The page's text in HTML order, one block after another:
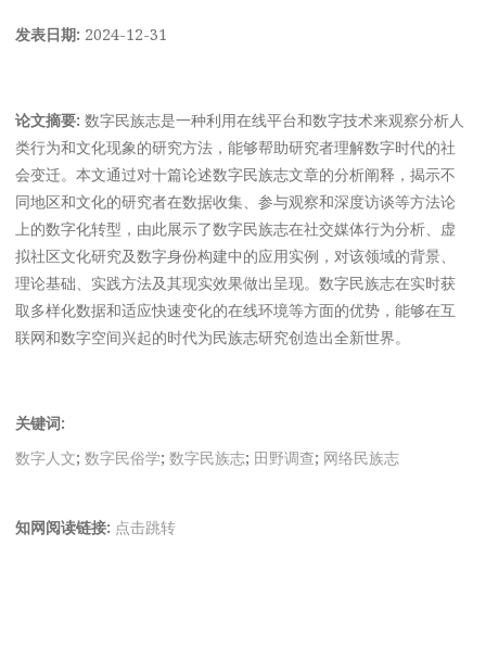
发表日期: 2024-12-31
论文摘要: 数字民族志是一种利用在线平台和数字技术来观察分析人
类行为和文化现象的研究方法，能够帮助研究者理解数字时代的社
会变迁。本文通过对十篇论述数字民族志文章的分析阐释，揭示不
同地区和文化的研究者在数据收集、参与观察和深度访谈等方法论
上的数字化转型，由此展示了数字民族志在社交媒体行为分析、虚
拟社区文化研究及数字身份构建中的应用实例，对该领域的背景、
理论基础、实践方法及其现实效果做出呈现。数字民族志在实时获
取多样化数据和适应快速变化的在线环境等方面的优势，能够在互
联网和数字空间兴起的时代为民族志研究创造出全新世界。
关键词:
数字人文;数字民俗学;数字民族志; 田野调查; 网络民族志
知网阅读链接: 点击跳转